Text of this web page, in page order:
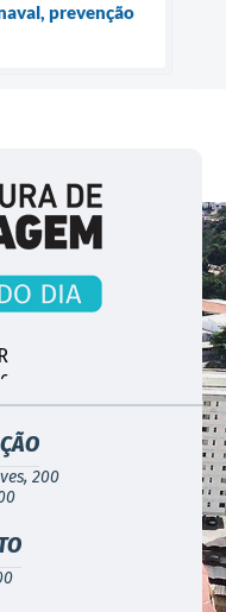
prevenção
200